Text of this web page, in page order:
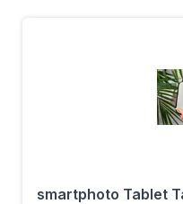
smartphoto Tablet